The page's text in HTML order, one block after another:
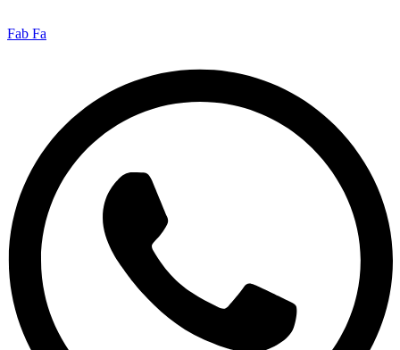
Fab Fa